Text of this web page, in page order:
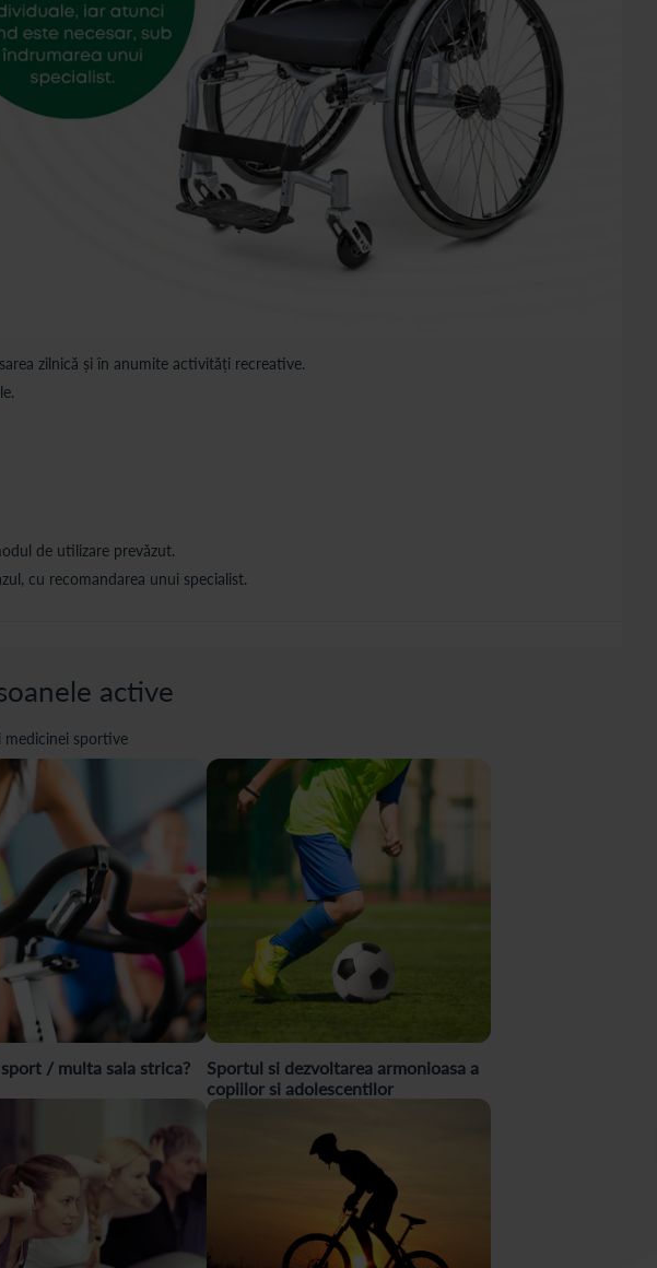
zilnică și în anumite activități recreative.
de utilizare prevăzut.
cu recomandarea unui specialist.
active
sportive
/ multa sala strica?
Sportul si dezvoltarea armonioasa a
copiilor si adolescentilor